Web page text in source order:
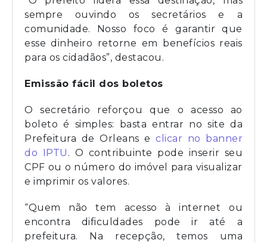
sempre ouvindo os secretários e a
comunidade. Nosso foco é garantir que
esse dinheiro retorne em benefícios reais
para os cidadãos”, destacou.
Emissão fácil dos boletos
O secretário reforçou que o acesso ao
boleto é simples: basta entrar no site da
Prefeitura de Orleans e clicar no banner
do IPTU . O contribuinte pode inserir seu
CPF ou o número do imóvel para visualizar
e imprimir os valores.
“Quem não tem acesso à internet ou
encontra dificuldades pode ir até a
prefeitura. Na recepção, temos uma